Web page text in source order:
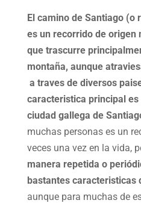
El camino de Santiago (o
es un recorrido de origen
que trascurre
montaña, aunque
a traves de diversos
caracteristica principal
ciudad gallega de
muchas personas es un
veces una vez en la vida,
manera repetida o
bastantes caracteristicas
aunque para muchas de